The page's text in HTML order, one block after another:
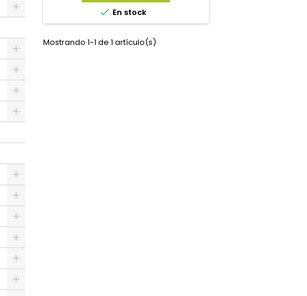
 En stock
Mostrando 1-1 de 1 artículo(s)